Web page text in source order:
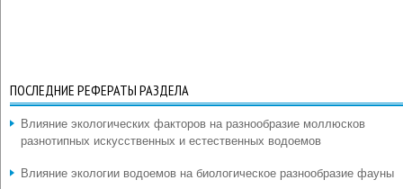
ПОСЛЕДНИЕ РЕФЕРАТЫ РАЗДЕЛА
Влияние экологических факторов на разнообразие моллюсков
разнотипных искусственных и естественных водоемов
Влияние экологии водоемов на биологическое разнообразие фауны